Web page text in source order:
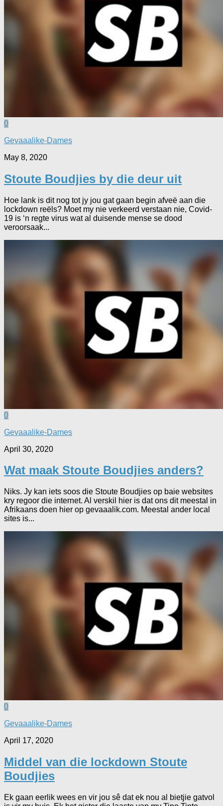
0
Gevaaalike-Dames
May 8, 2020
Stoute Boudjies by die deur uit
Hoe lank is dit nog tot jy jou gat gaan begin afveë aan die
lockdown reëls? Moet my nie verkeerd verstaan nie, Covid-
19 is ‘n regte virus wat al duisende mense se dood
veroorsaak...
0
Gevaaalike-Dames
April 30, 2020
Wat maak Stoute Boudjies anders?
Niks. Jy kan iets soos die Stoute Boudjies op baie websites
kry regoor die internet. Al verskil hier is dat ons dit meestal in
Afrikaans doen hier op gevaaalik.com. Meestal ander local
sites is...
0
Gevaaalike-Dames
April 17, 2020
Middel van die lockdown Stoute
Boudjies
Ek gaan eerlik wees en vir jou sê dat ek nou al bietjie gatvol